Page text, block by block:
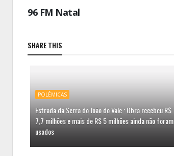
96 FM Natal
SHARE THIS
POLÊMICAS
Estrada da Serra do João do Vale : Obra recebeu R$
7,7 milhões e mais de R$ 5 milhões ainda não foram
usados